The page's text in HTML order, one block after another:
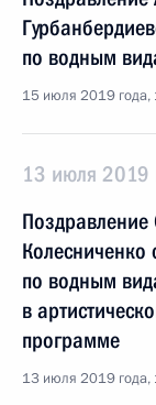
по водным
15 июля 2019 года,
13 июля 2019
по водным
в
программе
13 июля 2019 года,